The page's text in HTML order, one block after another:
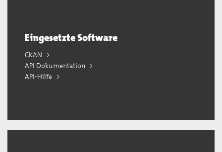
Eingesetzte Software
CKAN
API Dokumentation
API-Hilfe